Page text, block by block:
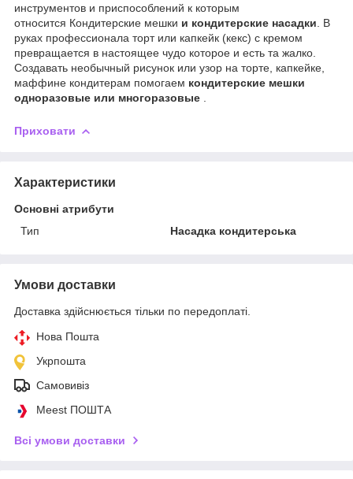
инструментов и приспособлений к которым
относится Кондитерские мешки и кондитерские насадки . В
руках профессионала торт или капкейк (кекс) с кремом
превращается в настоящее чудо которое и есть та жалко.
Создавать необычный рисунок или узор на торте, капкейке,
маффине кондитерам помогаем кондитерские мешки
одноразовые или многоразовые
Приховати
Характеристики
Основні атрибути
Тип
Насадка кондитерська
Умови доставки
Доставка здійснюється тільки по передоплаті.
Нова Пошта
Укрпошта
Самовивіз
Meest ПОШТА
Всі умови доставки